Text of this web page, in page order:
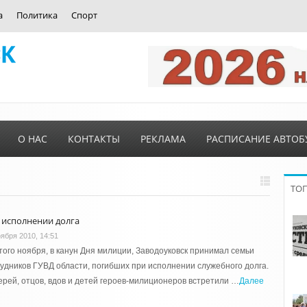
Политика Спорт
О НАС КОНТАКТЫ РЕКЛАМА РАСПИСАНИЕ
долга
2010, 14:51
ноября, в канун Дня милиции, Заводоуковск принимал семьи
ГУВД области, погибших при исполнении служебного долга.
отцов, вдов и детей героев-милиционеров встретили …Далее